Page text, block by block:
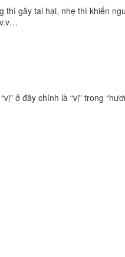
thì gây tai hại, nhẹ thì khiến
ở đây chính là “vị" trong